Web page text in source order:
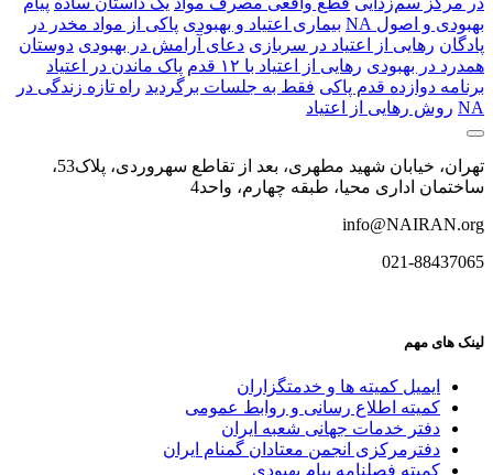
بهبودی و اصول NA
بیماری اعتیاد و بهبودی پاکی از مواد مخدر در
پادگان رهایی از اعتیاد در سربازی دعای آرامش در بهبودی دوستان
همدرد در بهبودی رهایی از اعتیاد با ۱۲ قدم
پاک ماندن در اعتیاد
برنامه دوازده قدم پاکی فقط به جلسات برگردید راه تازه زندگی در
NA روش رهایی از اعتیاد
تهران، خیابان شهید مطهری، بعد از تقاطع سهروردی، پلاک53،
ساختمان اداری محیا، طبقه چهارم، واحد4
info@NAIRAN.org
021-88437065
لینک های مهم
ایمیل کمیته ها و خدمتگزاران
کميته اطلاع رسانی و روابط عمومی
دفتر خدمات جهانی شعبه ايران
دفترمرکزی انجمن معتادان گمنام ایران
کمیته فصلنامه پیام بهبودی